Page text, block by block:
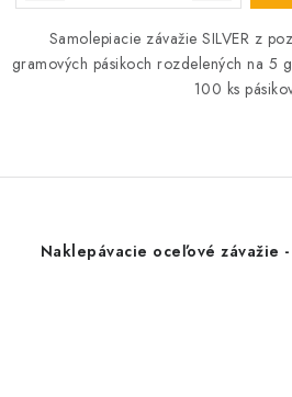
Samolepiacie závažie SILVER z
gramových pásikoch rozdelených na 5
100 ks
Naklepávacie oceľové závažie